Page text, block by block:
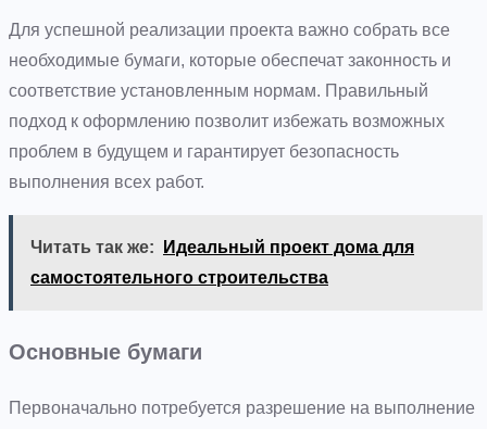
Для успешной реализации проекта важно собрать все
необходимые бумаги, которые обеспечат законность и
соответствие установленным нормам. Правильный
подход к оформлению позволит избежать возможных
проблем в будущем и гарантирует безопасность
выполнения всех работ.
Читать так же:
Идеальный проект дома для
самостоятельного строительства
Основные бумаги
Первоначально потребуется разрешение на выполнение